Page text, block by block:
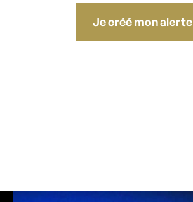
Je créé mon alerte